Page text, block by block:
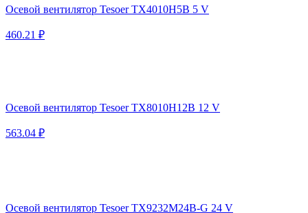
Осевой вентилятор Tesoer TX4010H5B 5 V
460.21 ₽
Осевой вентилятор Tesoer TX8010H12B 12 V
563.04 ₽
Осевой вентилятор Tesoer TX9232M24B-G 24 V